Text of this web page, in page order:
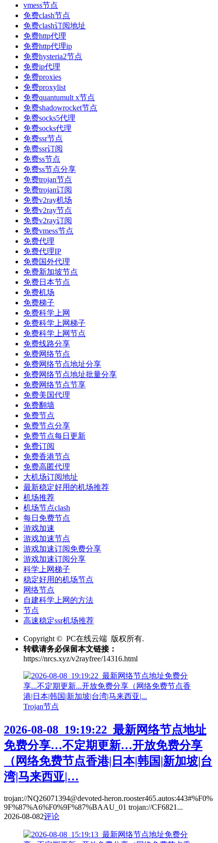
vmess节点
免费clash节点
免费clash订阅地址
免费http代理
免费http代理ip
免费hysteria2节点
免费ip代理
免费proxies
免费proxylist
免费quantumult x节点
免费shadowrocket节点
免费socks5代理
免费socks代理
免费ssr节点
免费ssr订阅
免费ss节点
免费ss节点分享
免费trojan节点
免费trojan订阅
免费v2ray机场
免费v2ray节点
免费v2ray订阅
免费vmess节点
免费代理
免费代理IP
免费国外代理
免费新加坡节点
免费日本节点
免费机场
免费梯子
免费科学上网
免费科学上网梯子
免费科学上网节点
免费线路分享
免费网络节点
免费网络节点地址分享
免费网络节点地址批量分享
免费网络节点节享
免费美国代理
免费翻墙
免费节点
免费节点分享
免费节点每日更新
免费订阅
免费香港节点
免费高匿代理
大机场订阅地址
最新稳定好用的机场推荐
机场推荐
机场节点clash
每日免费节点
游戏加速
游戏加速节点
游戏加速订阅免费分享
游戏加速订阅分享
科学上网梯子
稳定好用的机场节点
网络节点
自建科学上网的方法
节点
高速稳定ssr机场推荐
Copyright © PC在线云端 版权所有.
转载请务必保留本文链接：
https://nrcs.xyz/v2rayfree/14316.html
Trojan节点
2026-08-08_19:19:22_最新网络节点地址
免费分享…不定期更新…开放免费分享
（网络免费节点香港|日本|韩国|新加坡|台
湾|马来西亚|…
trojan://NQ26071394@devoted-heron.rooster465.autos:443#%F0%
9F%87%A6%F0%9F%87%BAAU_01 trojan://CF6821...
2026-08-082评论